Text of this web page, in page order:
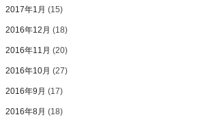
2017年1月 (15)
2016年12月 (18)
2016年11月 (20)
2016年10月 (27)
2016年9月 (17)
2016年8月 (18)